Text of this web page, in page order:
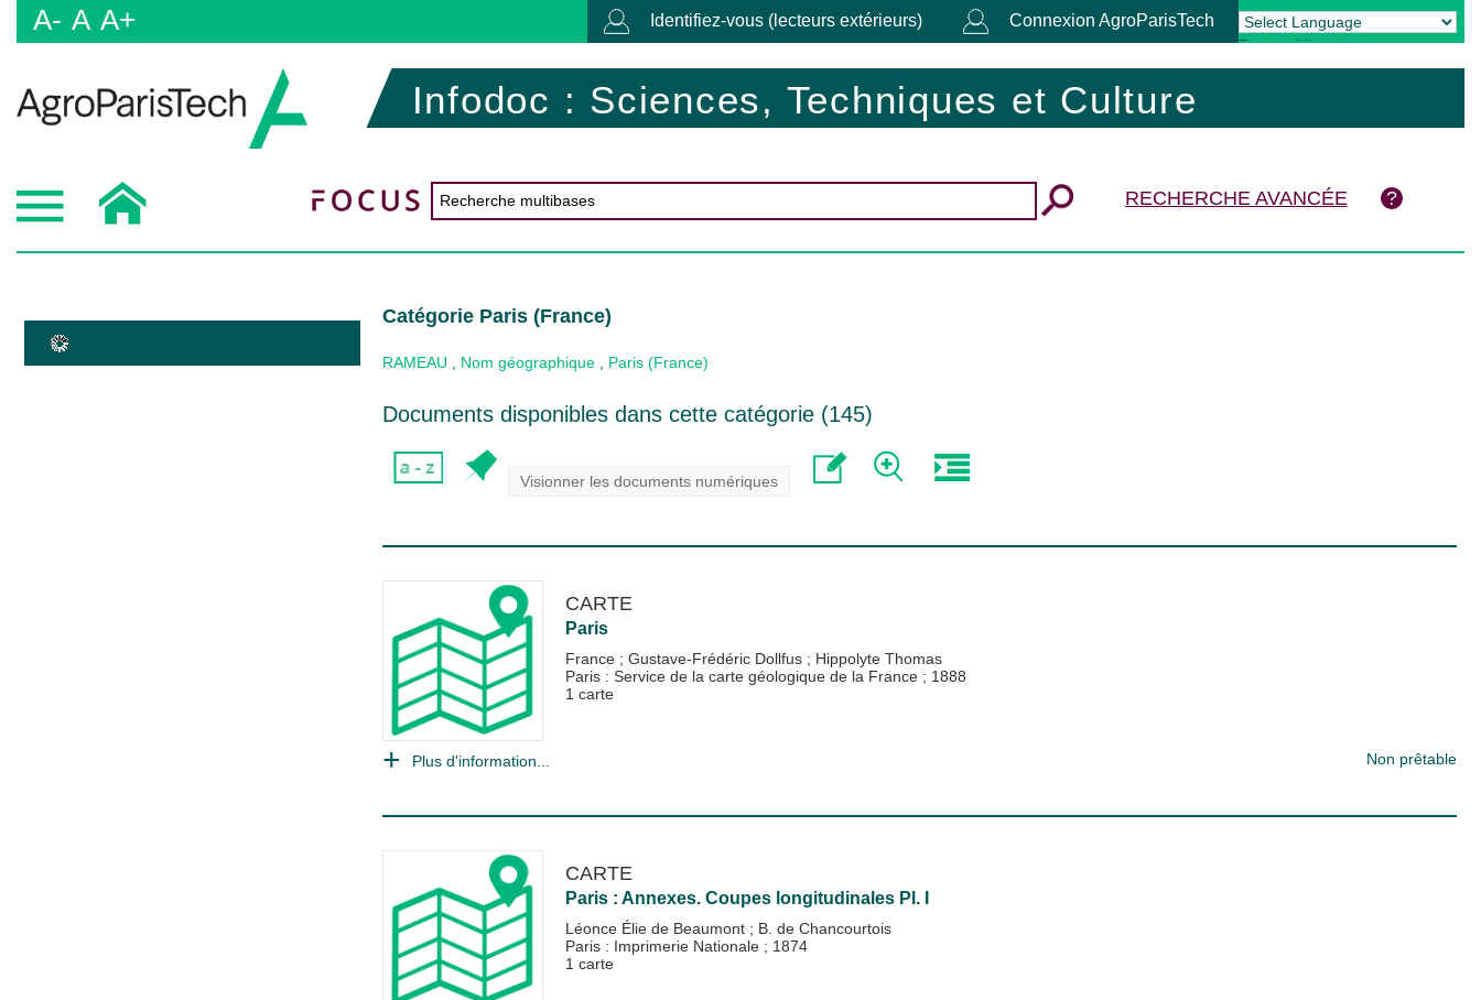
A- A A+ Identifiez-vous (lecteurs extérieurs) Connexion AgroParisTech
Powered by Translate
Infodoc : Sciences, Techniques et Culture
RECHERCHE AVANCÉE
Catégorie Paris (France)
RAMEAU Nom géographique Paris (France)
Documents disponibles dans cette catégorie (145)
Visionner les documents numériques
CARTE
Paris
France ; Gustave-Frédéric Dollfus ; Hippolyte Thomas
Paris : Service de la carte géologique de la France ; 1888
1 carte
Plus d'information... Non prêtable
CARTE
Paris : Annexes. Coupes longitudinales Pl. I
Léonce Élie de Beaumont ; B. de Chancourtois
Paris : Imprimerie Nationale ; 1874
1 carte